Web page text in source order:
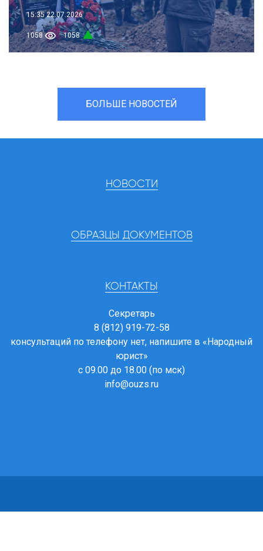
15:35 22.07.2026
1058 1058
БОЛЬШЕ НОВОСТЕЙ
НОВОСТИ
ОБРАЗЦЫ ДОКУМЕНТОВ
КОНТАКТЫ
Секретарь
8 (812) 919-72-58
консультаций по телефону нет, напишите в «Народный
юрист»
с 09.00 до 18.00 (по мск)
info@ouzs.ru